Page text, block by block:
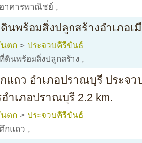
อาคารพาณิชย์ ,
นพร้อมสิ่งปลูกสร้างอำเภอเ
ตก > ประจวบคีรีขันธ์
ที่ดินพร้อมสิ่งปลูกสร้าง ,
แถว อำเภอปราณบุรี ประจ
ำเภอปราณบุรี 2.2 km.
ตก > ประจวบคีรีขันธ์
ตึกแถว ,